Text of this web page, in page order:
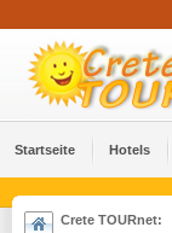
Startseite Hotels
Crete TOURnet: